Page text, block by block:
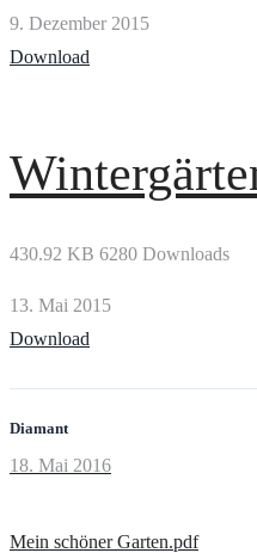
9. Dezember 2015
Download
430.92 KB 6280 Downloads
13. Mai 2015
Download
Diamant
Prev
18. Mai 2016
Mein schöner Garten.pdf